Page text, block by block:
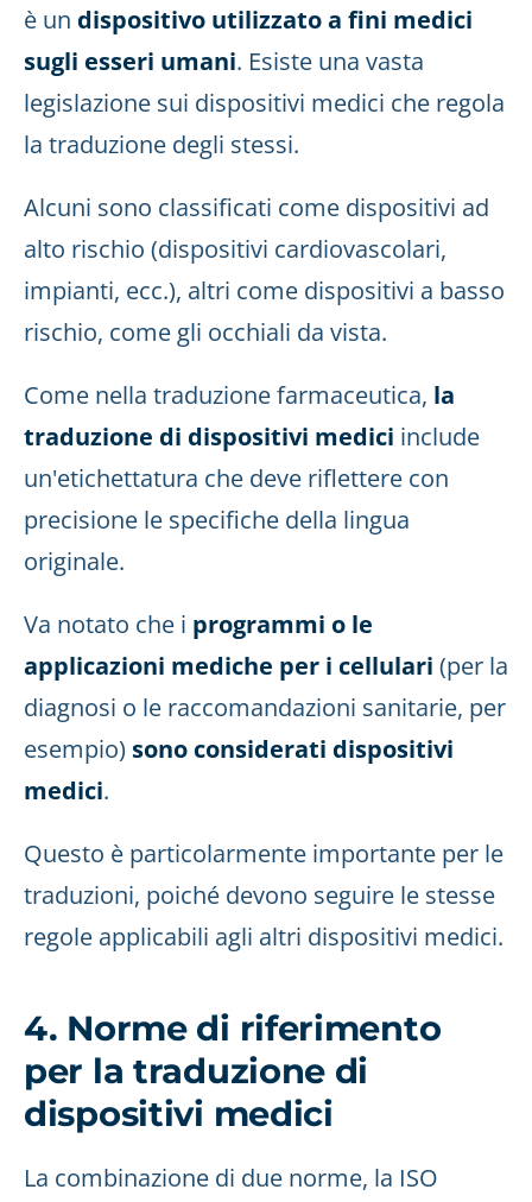
è un dispositivo utilizzato a fini medici
sugli esseri umani. Esiste una vasta
legislazione sui dispositivi medici che regola
la traduzione degli stessi.
Alcuni sono classificati come dispositivi ad
alto rischio (dispositivi cardiovascolari,
impianti, ecc.), altri come dispositivi a basso
rischio, come gli occhiali da vista.
Come nella traduzione farmaceutica, la
traduzione di dispositivi medici include
un'etichettatura che deve riflettere con
precisione le specifiche della lingua
originale.
Va notato che i programmi o le
applicazioni mediche per i cellulari (per la
diagnosi o le raccomandazioni sanitarie, per
esempio) sono considerati dispositivi
medici.
Questo è particolarmente importante per le
traduzioni, poiché devono seguire le stesse
regole applicabili agli altri dispositivi medici.
4. Norme di riferimento
per la traduzione di
dispositivi medici
La combinazione di due norme, la ISO